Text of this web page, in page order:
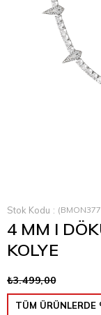
Stok Kodu
4 MM I
KOLYE
₺3.499,00
TÜM ÜRÜNLERDE